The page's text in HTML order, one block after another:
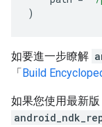
)
如要進一步瞭解
「Build
如果您使用最新